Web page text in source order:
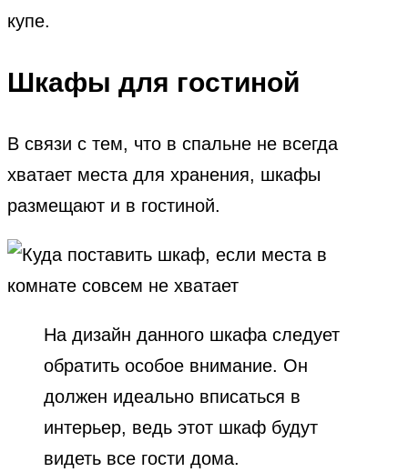
купе.
Шкафы для гостиной
В связи с тем, что в спальне не всегда
хватает места для хранения, шкафы
размещают и в гостиной.
На дизайн данного шкафа следует
обратить особое внимание. Он
должен идеально вписаться в
интерьер, ведь этот шкаф будут
видеть все гости дома.